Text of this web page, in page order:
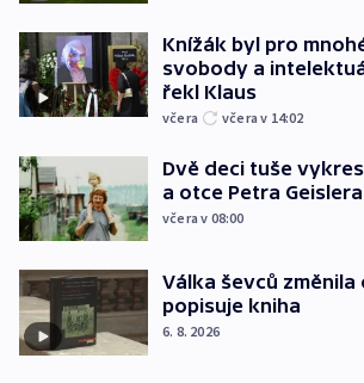
Knížák byl pro
svobody a
řekl Klaus
včera včera v 14:02
Dvě deci tuše
a otce Petra Geislera
včera v 08:00
Válka ševců
popisuje kniha
6. 8. 2026